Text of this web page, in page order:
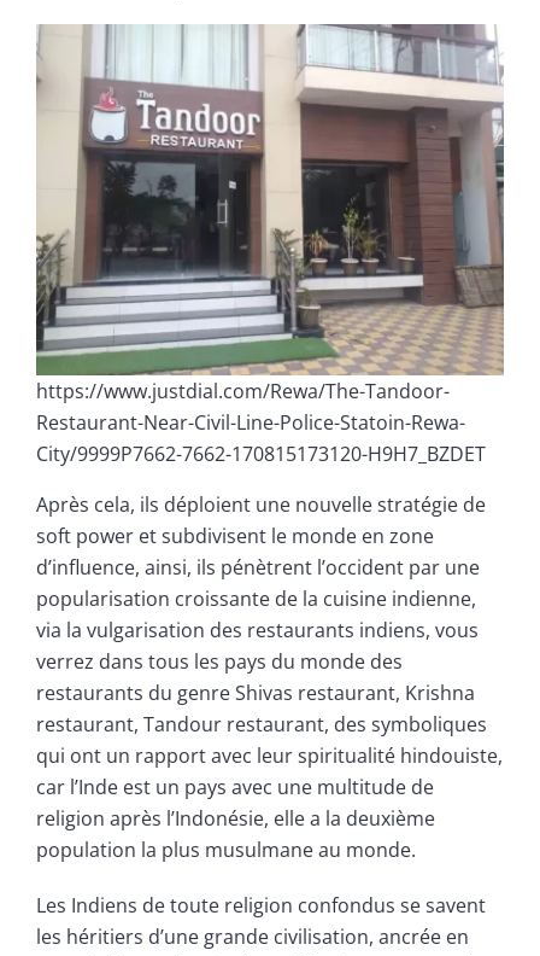
https://www.justdial.com/Rewa/The-Tandoor-
Restaurant-Near-Civil-Line-Police-Statoin-Rewa-
City/9999P7662-7662-170815173120-H9H7_BZDET
Après cela, ils déploient une nouvelle stratégie de
soft power et subdivisent le monde en zone
d’influence, ainsi, ils pénètrent l’occident par une
popularisation croissante de la cuisine indienne,
via la vulgarisation des restaurants indiens, vous
verrez dans tous les pays du monde des
restaurants du genre Shivas restaurant, Krishna
restaurant, Tandour restaurant, des symboliques
qui ont un rapport avec leur spiritualité hindouiste,
car l’Inde est un pays avec une multitude de
religion après l’Indonésie, elle a la deuxième
population la plus musulmane au monde.
Les Indiens de toute religion confondus se savent
les héritiers d’une grande civilisation, ancrée en